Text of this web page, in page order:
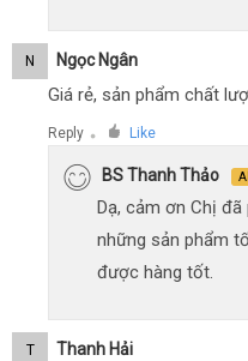
N Ngọc Ngân
Giá rẻ, sản phẩm chất
Reply ● Like
BS Thanh Thảo
Dạ, cảm ơn Chị
những sản phẩm
được hàng tốt.
T Thanh Hải